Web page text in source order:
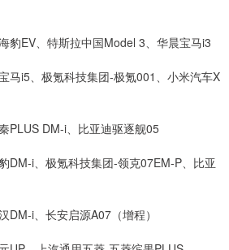
豹EV、特斯拉中国Model 3、华晨宝马i3
马i5、极氪科技集团-极氪001、小米汽车X
PLUS DM-i、比亚迪驱逐舰05
DM-i、极氪科技集团-领克07EM-P、比亚
DM-i、长安启源A07（增程）